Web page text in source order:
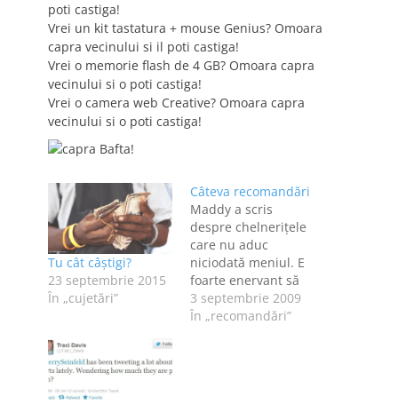
poti castiga!
Vrei un kit tastatura + mouse Genius? Omoara
capra vecinului si il poti castiga!
Vrei o memorie flash de 4 GB? Omoara capra
vecinului si o poti castiga!
Vrei o camera web Creative? Omoara capra
vecinului si o poti castiga!
Bafta!
Tu cât câștigi?
23 septembrie 2015
În „cujetări”
Câteva recomandări
Maddy a scris
despre chelneriţele
care nu aduc
niciodată meniul. E
foarte enervant să
"aterizezi" pe o
terasă şi să fii
3 septembrie 2009
În „recomandări”